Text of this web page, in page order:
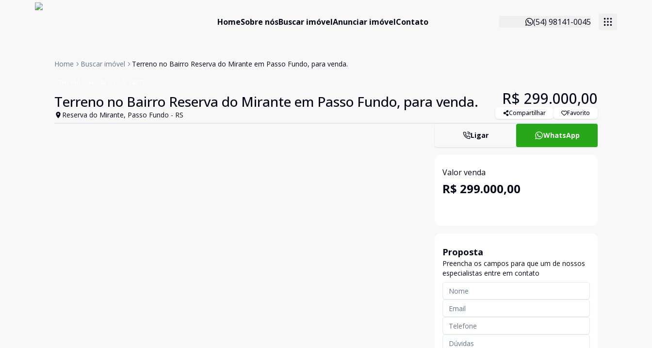
HomeSobre nósBuscar imóvelAnunciar imóvelContato (54) 98141-0045
Home Buscar imóvel Terreno no Bairro Reserva do Mirante em Passo Fundo, para venda.
Terreno no Bairro Reserva do Mirante em Passo Fundo, para venda.
Reserva do Mirante, Passo Fundo - RS
R$ 299.000,00
Compartilhar Favorito
Ligar WhatsApp
Valor venda
R$ 299.000,00
Proposta
Preencha os campos para que um de nossos
especialistas entre em contato